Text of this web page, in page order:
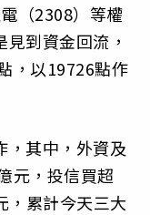
（2308）等權
到資金回流，
，以19726點作
，其中，外資及
元，投信買超
，累計今天三大